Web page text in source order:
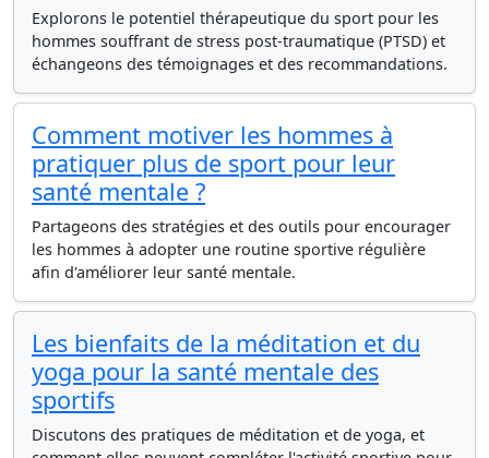
Explorons le potentiel thérapeutique du sport pour les
hommes souffrant de stress post-traumatique (PTSD) et
échangeons des témoignages et des recommandations.
Comment motiver les hommes à
pratiquer plus de sport pour leur
santé mentale ?
Partageons des stratégies et des outils pour encourager
les hommes à adopter une routine sportive régulière
afin d'améliorer leur santé mentale.
Les bienfaits de la méditation et du
yoga pour la santé mentale des
sportifs
Discutons des pratiques de méditation et de yoga, et